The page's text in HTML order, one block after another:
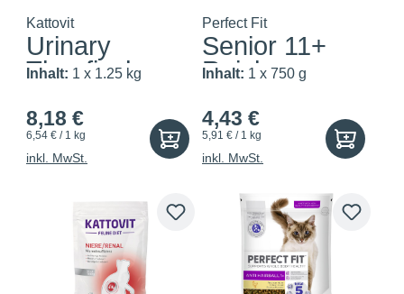
Kattovit
Urinary
Thunfisch
Inhalt: 1 x 1.25 kg
8,18 €
6,54 € / 1 kg
inkl. MwSt.
Perfect Fit
Senior 11+
Reich an
Inhalt: 1 x 750 g
4,43 €
5,91 € / 1 kg
inkl. MwSt.